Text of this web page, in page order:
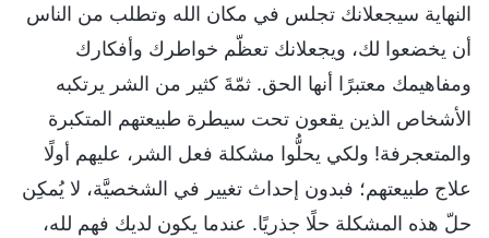
النهاية سيجعلانك تجلس في مكان الله وتطلب من الناس
أن يخضعوا لك، ويجعلانك تعظّم خواطرك وأفكارك
ومفاهيمك معتبرًا أنها الحق. ثمّةَ كثير من الشر يرتكبه
الأشخاص الذين يقعون تحت سيطرة طبيعتهم المتكبرة
والمتعجرفة! ولكي يحلُّوا مشكلة فعل الشر، عليهم أولًا
علاج طبيعتهم؛ فبدون إحداث تغيير في الشخصيَّة، لا يُمكِن
حلّ هذه المشكلة حلًا جذريًا. عندما يكون لديك فهم لله،